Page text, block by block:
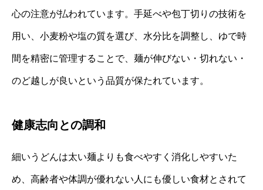
心の注意が払われています。手延べや包丁切りの技術を
用い、小麦粉や塩の質を選び、水分比を調整し、ゆで時
間を精密に管理することで、麺が伸びない・切れない・
のど越しが良いという品質が保たれています。
健康志向との調和
細いうどんは太い麺よりも食べやすく消化しやすいた
め、高齢者や体調が優れない人にも優しい食材とされて